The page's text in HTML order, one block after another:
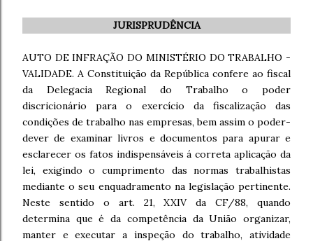
JURISPRUDÊNCIA
AUTO DE INFRAÇÃO DO MINISTÉRIO DO TRABALHO -
VALIDADE. A Constituição da República confere ao fiscal
da Delegacia Regional do Trabalho o poder
discricionário para o exercício da fiscalização das
condições de trabalho nas empresas, bem assim o poder-
dever de examinar livros e documentos para apurar e
esclarecer os fatos indispensáveis á correta aplicação da
lei, exigindo o cumprimento das normas trabalhistas
mediante o seu enquadramento na legislação pertinente.
Neste sentido o art. 21, XXIV da CF/88, quando
determina que é da competência da União organizar,
manter e executar a inspeção do trabalho, atividade